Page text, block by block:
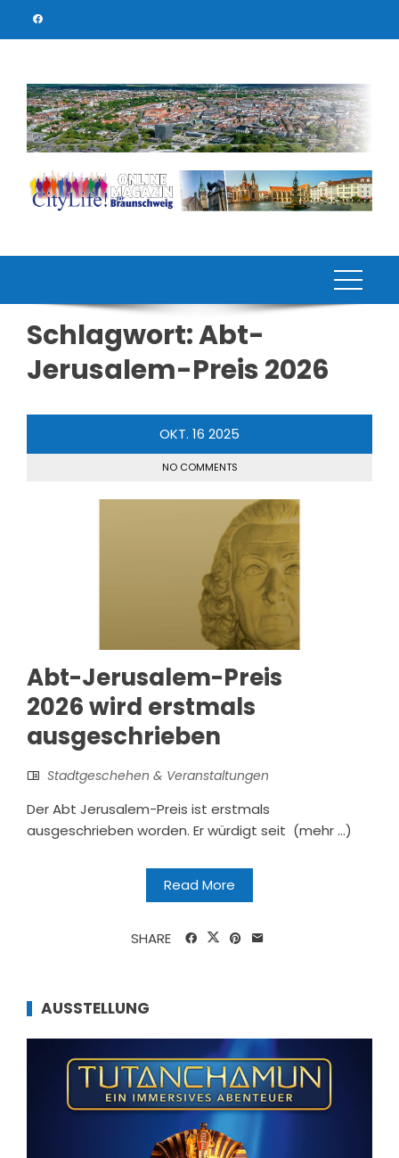
Schlagwort:Abt-
Jerusalem-Preis 2026
OKT. 16 2025
NO COMMENTS
Abt-Jerusalem-Preis
2026 wird erstmals
ausgeschrieben
Stadtgeschehen & Veranstaltungen
Der Abt Jerusalem-Preis ist erstmals
ausgeschrieben worden. Er würdigt seit (mehr …)
Read More
SHARE
AUSSTELLUNG